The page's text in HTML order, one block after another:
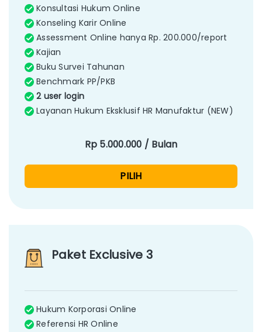
Konsultasi Hukum Online
Konseling Karir Online
Assessment Online hanya Rp. 200.000/report
Kajian
Buku Survei Tahunan
Benchmark PP/PKB
2 user login
Layanan Hukum Eksklusif HR Manufaktur (NEW)
Rp 5.000.000 / Bulan
PILIH
Paket Exclusive 3
Hukum Korporasi Online
Referensi HR Online